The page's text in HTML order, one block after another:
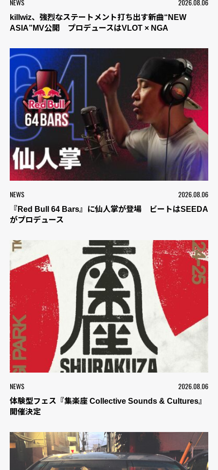
NEWS 2026.08.06
killwiz、強烈なステートメント打ち出す新曲“NEW
ASIA”MV公開 プロデュースはVLOT × NGA
NEWS 2026.08.06
『Red Bull 64 Bars』に仙人掌が登場 ビートはSEEDA
がプロデュース
NEWS 2026.08.06
体験型フェス『集楽座 Collective Sounds & Cultures』
開催決定